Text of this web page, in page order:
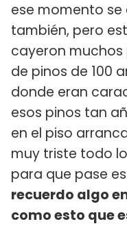
ese momento
también, pero
cayeron
de pinos de 100
donde eran
esos pinos tan
en el piso
muy triste todo
para que pase
recuerdo algo
como esto que